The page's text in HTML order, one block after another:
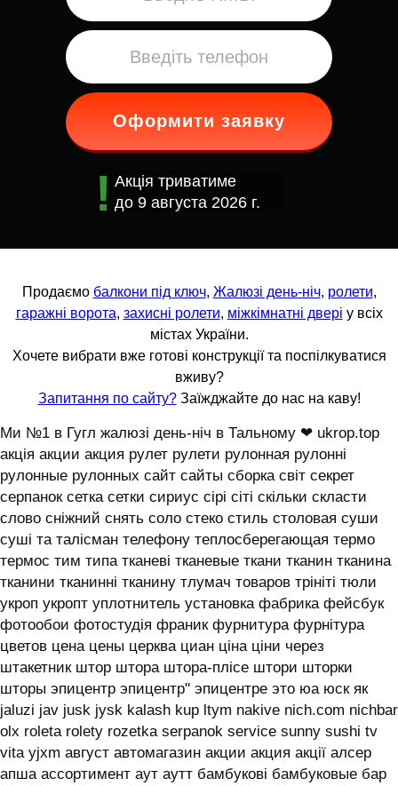
Оформити заявку
Акція триватиме
до 9 августа 2026 г.
Продаємо балкони під ключ, Жалюзі день-ніч, ролети,
гаражні ворота, захисні ролети, міжкімнатні двері у всіх
містах України.
Хочете вибрати вже готові конструкції та поспілкуватися
вживу?
Запитання по сайту?Заїжджайте до нас на каву!
Ми №1 в Гугл жалюзі день-ніч в Тальному ❤ ukrop.top
акція акции акция рулет рулети рулонная рулонні
рулонные рулонных сайт сайты сборка світ секрет
серпанок сетка сетки сириус сірі сіті скільки скласти
слово сніжний снять соло стеко стиль столовая суши
суші та талісман телефону теплосберегающая термо
термос тим типа тканеві тканевые ткани тканин тканина
тканини тканинні тканину тлумач товаров трініті тюли
укроп укропт уплотнитель установка фабрика фейсбук
фотообои фотостудія франик фурнитура фурнітура
цветов цена цены церква циан ціна ціни через
штакетник штор штора штора-плісе штори шторки
шторы эпицентр эпицентр'' эпицентре это юа юск як
jaluzi jav jusk jysk kalash kup ltym nakive nich.com nichbar
olx roleta rolety rozetka serpanok service sunny sushi tv
vita yjxm август автомагазин акции акция акції алсер
апша ассортимент аут аутт бамбукові бамбуковые бар